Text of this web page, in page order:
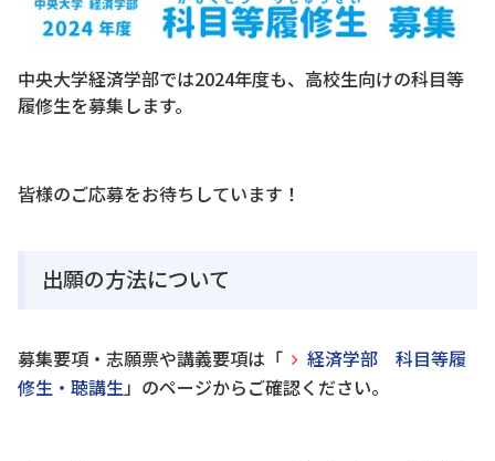
中央大学経済学部では2024年度も、高校生向けの科目等
履修生を募集します。
皆様のご応募をお待ちしています！
出願の方法について
募集要項・志願票や講義要項は「
経済学部 科目等履
修生・聴講生」のページからご確認ください。